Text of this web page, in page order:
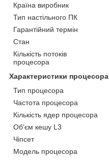
Країна виробник
Тип настільного ПК
Гарантійний термін
Стан
Кількість потоків
процесора
Характеристики процесора
Тип процесора
Частота процесора
Кількість ядер процесора
Об'єм кешу L3
Чіпсет
Модель процесора